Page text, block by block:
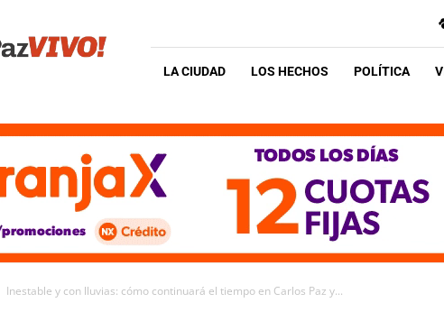
LA CIUDAD LOS HECHOS POLÍTICA
Inestable y con lluvias: cómo continuará el tiempo en Carlos Paz y...